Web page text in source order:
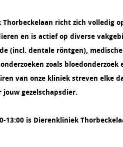
Thorbeckelaan richt zich volledig
en is actief op diverse
(incl. dentale röntgen),
zoals
van onze kliniek streven elke
jouw gezelschapsdier.
13:00 is Dierenkliniek